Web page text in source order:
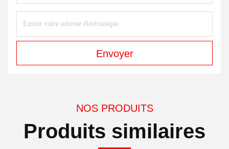
Envoyer
NOS PRODUITS
Produits similaires